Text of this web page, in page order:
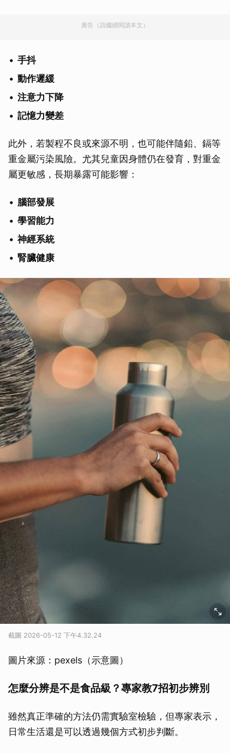
廣告（請繼續閱讀本文）
手抖
動作遲緩
注意力下降
記憶力變差
此外，若製程不良或來源不明，也可能伴隨鉛、鎘等
重金屬污染風險。尤其兒童因身體仍在發育，對重金
屬更敏感，長期暴露可能影響：
腦部發展
學習能力
神經系統
腎臟健康
截圖 2026-05-12 下午4.32.24
圖片來源：pexels（示意圖）
怎麼分辨是不是食品級？專家教7招初步辨別
雖然真正準確的方法仍需實驗室檢驗，但專家表示，
日常生活還是可以透過幾個方式初步判斷。